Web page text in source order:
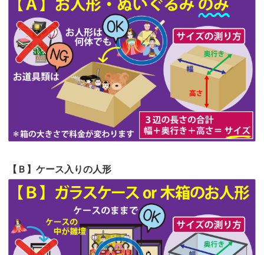
2026/06/20
雛人形をお道具も含め一式で引き取っ
てくださる...
第63回人形供養祭 令和5年8月1日(火)
第62回人形供養祭令和5年6月21日(水)
第61回人形供養祭 令和5年5月19日(金)
第60回人形供養祭令和5年3月28日(火)
第59回人形供養祭 令和5年2月10日(金)
第58回人形供養祭令和5年12月21日(水)
第56回人形供養祭 令和4年10月19日(水)
第55回人形供養祭令和4年9月8日(木)
第54回人形供養祭令和4年8月1日(月)
【Ｂ】ケース入りの人形